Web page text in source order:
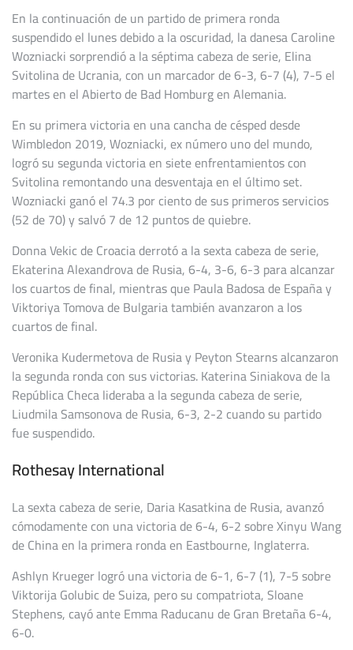
En la continuación de un partido de primera ronda
suspendido el lunes debido a la oscuridad, la danesa Caroline
Wozniacki sorprendió a la séptima cabeza de serie, Elina
Svitolina de Ucrania, con un marcador de 6-3, 6-7 (4), 7-5 el
martes en el Abierto de Bad Homburg en Alemania.
En su primera victoria en una cancha de césped desde
Wimbledon 2019, Wozniacki, ex número uno del mundo,
logró su segunda victoria en siete enfrentamientos con
Svitolina remontando una desventaja en el último set.
Wozniacki ganó el 74.3 por ciento de sus primeros servicios
(52 de 70) y salvó 7 de 12 puntos de quiebre.
Donna Vekic de Croacia derrotó a la sexta cabeza de serie,
Ekaterina Alexandrova de Rusia, 6-4, 3-6, 6-3 para alcanzar
los cuartos de final, mientras que Paula Badosa de España y
Viktoriya Tomova de Bulgaria también avanzaron a los
cuartos de final.
Veronika Kudermetova de Rusia y Peyton Stearns alcanzaron
la segunda ronda con sus victorias. Katerina Siniakova de la
República Checa lideraba a la segunda cabeza de serie,
Liudmila Samsonova de Rusia, 6-3, 2-2 cuando su partido
fue suspendido.
Rothesay International
La sexta cabeza de serie, Daria Kasatkina de Rusia, avanzó
cómodamente con una victoria de 6-4, 6-2 sobre Xinyu Wang
de China en la primera ronda en Eastbourne, Inglaterra.
Ashlyn Krueger logró una victoria de 6-1, 6-7 (1), 7-5 sobre
Viktorija Golubic de Suiza, pero su compatriota, Sloane
Stephens, cayó ante Emma Raducanu de Gran Bretaña 6-4,
6-0.